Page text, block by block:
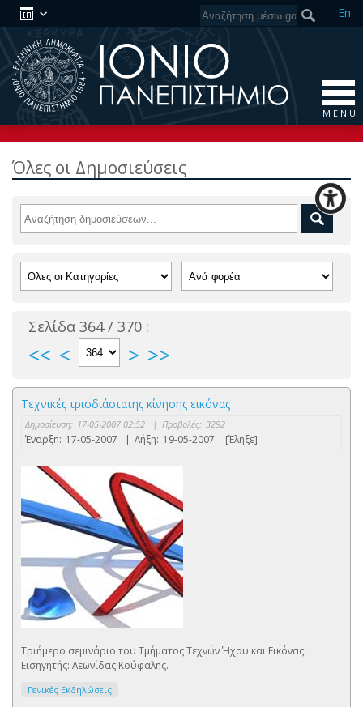
En
M E N U
Όλες οι Δημοσιεύσεις
Σελίδα 364 / 370 :
<< < > >>
Τεχνικές τρισδιάστατης κίνησης εικόνας
Δημοσίευση: 17-05-2007 02:52 | Προβολές: 3292
Έναρξη: 17-05-2007 | Λήξη: 19-05-2007 [Έληξε]
Τριήμερο σεμινάριο του Τμήματος Τεχνών Ήχου και Εικόνας.
Εισηγητής: Λεωνίδας Κούφαλης.
Γενικές Εκδηλώσεις